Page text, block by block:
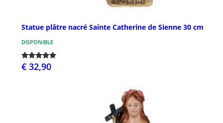
Statue plâtre nacré Sainte Catherine de Sienne 30 cm
DISPONIBLE
€ 32,90